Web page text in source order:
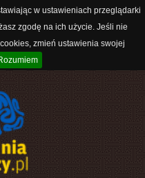
w ustawieniach przeglądarki
zgodę na ich użycie. Jeśli nie
zmień ustawienia swojej